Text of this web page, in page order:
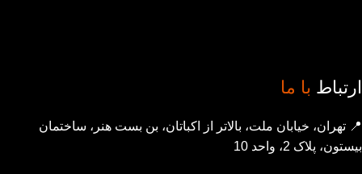
ارتباط با ما
📍 تهران، خیابان ملت، بالاتر از اکباتان، بن بست هنر، ساختمان
بیستون، پلاک 2، واحد 10